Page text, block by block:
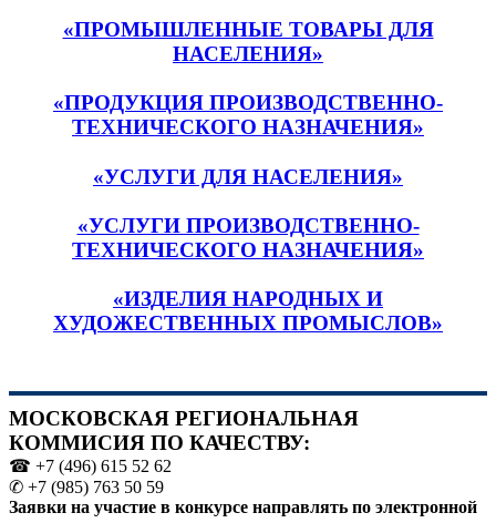
«ПРОМЫШЛЕННЫЕ ТОВАРЫ ДЛЯ
НАСЕЛЕНИЯ»
«ПРОДУКЦИЯ ПРОИЗВОДСТВЕННО-
ТЕХНИЧЕСКОГО НАЗНАЧЕНИЯ»
«УСЛУГИ ДЛЯ НАСЕЛЕНИЯ»
«УСЛУГИ ПРОИЗВОДСТВЕННО-
ТЕХНИЧЕСКОГО НАЗНАЧЕНИЯ»
«ИЗДЕЛИЯ НАРОДНЫХ И
ХУДОЖЕСТВЕННЫХ ПРОМЫСЛОВ»
МОСКОВСКАЯ РЕГИОНАЛЬНАЯ
КОММИСИЯ ПО КАЧЕСТВУ:
☎ +7 (496) 615 52 62
✆ +7 (985) 763 50 59
Заявки на участие в конкурсе направлять по электронной